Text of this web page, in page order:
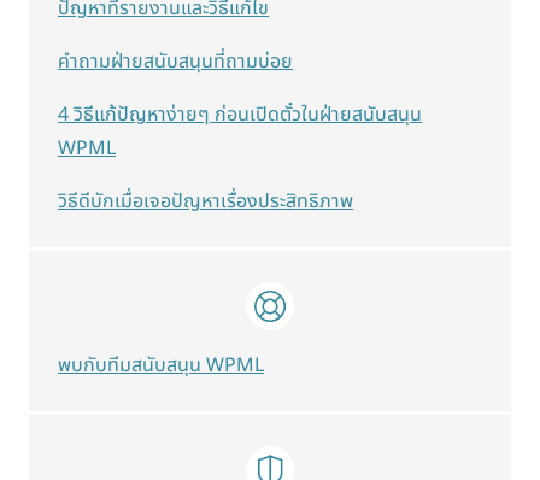
ปัญหาที่รายงานและวิธีแก้ไข
คำถามฝ่ายสนับสนุนที่ถามบ่อย
4 วิธีแก้ปัญหาง่ายๆ ก่อนเปิดตั๋วในฝ่ายสนับสนุน
WPML
วิธีดีบักเมื่อเจอปัญหาเรื่องประสิทธิภาพ
พบกับทีมสนับสนุน WPML